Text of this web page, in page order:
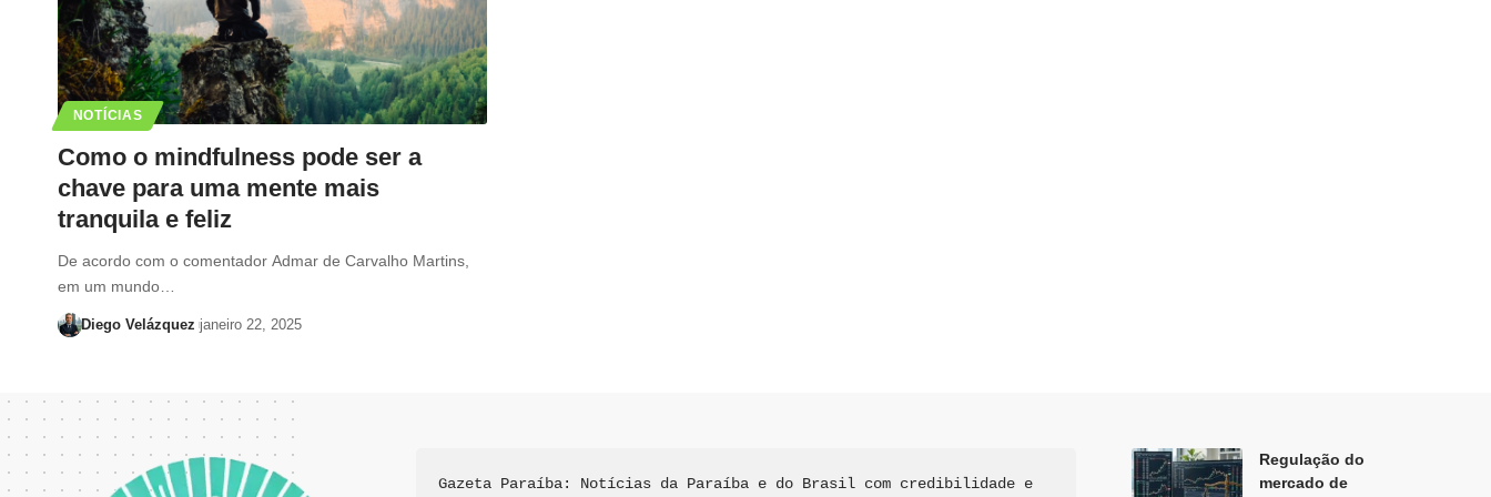
NOTÍCIAS
Como o mindfulness pode ser a
chave para uma mente mais
tranquila e feliz
De acordo com o comentador Admar de Carvalho Martins,
em um mundo…
Diego Velázquez janeiro 22, 2025
Gazeta Paraíba: Notícias da Paraíba e do Brasil com credibilidade e
Regulação do
mercado de